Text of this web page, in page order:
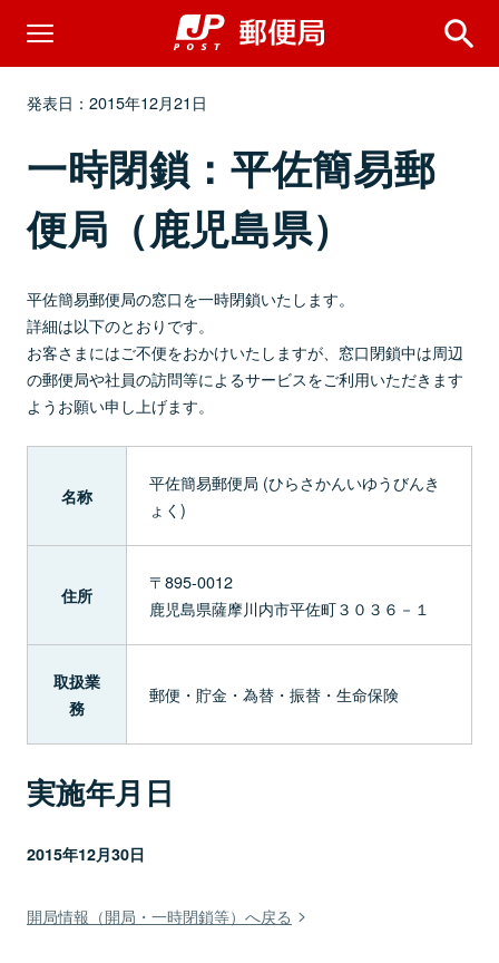
発表日：2015年12月21日
一時閉鎖：平佐簡易郵
便局（鹿児島県）
平佐簡易郵便局の窓口を一時閉鎖いたします。
詳細は以下のとおりです。
お客さまにはご不便をおかけいたしますが、窓口閉鎖中は周辺
の郵便局や社員の訪問等によるサービスをご利用いただきます
ようお願い申し上げます。
名称
平佐簡易郵便局 (ひらさかんいゆうびんき
ょく)
住所
〒895-0012
鹿児島県薩摩川内市平佐町３０３６－１
取扱業
務
郵便・貯金・為替・振替・生命保険
実施年月日
2015年12月30日
開局情報（開局・一時閉鎖等）へ戻る